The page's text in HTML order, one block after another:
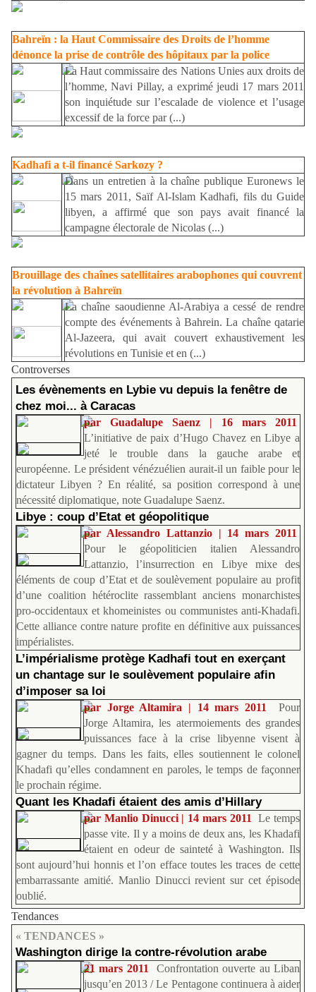
Bahreïn : la Haut Commissaire des Droits de l’homme
dénonce la prise de contrôle des hôpitaux par la police
La Haut commissaire des Nations Unies aux droits de
l’homme, Navi Pillay, a exprimé jeudi 17 mars 2011
son inquiétude sur l’escalade de violence et l’usage
excessif de la force par (...)
Kadhafi a t-il financé Sarkozy ?
Dans un entretien à la chaîne publique Euronews le
15 mars 2011, Saïf Al-Islam Kadhafi, fils du Guide
libyen, a affirmé que son pays avait financé la
campagne électorale de Nicolas (...)
Brouillage des chaînes satellitaires arabophones qui couvrent
la révolution à Bahreïn
La chaîne saoudienne Al-Arabiya a cessé de rendre
compte des événements à Bahrein. La chaîne qatarie
Al-Jazeera, qui avait couvert exhaustivement les
révolutions en Tunisie et en (...)
Controverses
Les évènements en Lybie vu depuis la fenêtre de
chez moi... à Caracas
par Guadalupe Saenz | 16 mars 2011
L’initiative de paix d’Hugo Chavez en Libye a
jeté le trouble dans la gauche arabe et
européenne. Le président vénézuélien aurait-il un faible pour le
dictateur Libyen ? En réalité, sa position correspond à une
nécessité diplomatique, note Guadalupe Saenz.
Libye : coup d’Etat et géopolitique
par Alessandro Lattanzio | 14 mars 2011
Pour le géopoliticien italien Alessandro
Lattanzio, l’insurrection en Libye mixe des
éléments de coup d’Etat et de soulèvement populaire au profit
d’une coalition hétéroclite rassemblant anciens monarchistes
pro-occidentaux et khomeinistes ou communistes anti-Khadafi.
Cette alliance contre nature profite en définitive aux puissances
impérialistes.
L’impérialisme protège Kadhafi tout en exerçant
un chantage sur le soulèvement populaire afin
d’imposer sa loi
par Jorge Altamira | 14 mars 2011
Pour
Jorge Altamira, les atermoiements des grandes
puissances face à la crise libyenne visent à
gagner du temps. Dans les faits, elles soutiennent le colonel
Khadafi qu’elles condamnent en paroles, le temps de façonner
le prochain régime.
Quant les Khadafi étaient des amis d’Hillary
par Manlio Dinucci | 14 mars 2011
Le temps
passe vite. Il y a moins de deux ans, les Khadafi
étaient en odeur de sainteté à Washington. Ils
sont aujourd’hui honnis et l’on efface toutes les traces de cette
embarrassante amitié. Manlio Dinucci revient sur cet épisode
oublié.
Tendances
« TENDANCES »
Washington dirige la contre-révolution arabe
21 mars 2011
Confrontation ouverte au Liban
jusqu’en 2013 / Le Pentagone continuera à aider